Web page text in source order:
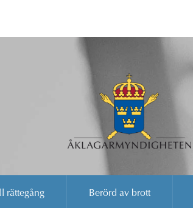
rättegång Berörd av brott